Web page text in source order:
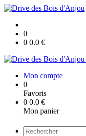
0
0 0.0 €
Mon compte
0
Favoris
0 0.0 €
Mon panier